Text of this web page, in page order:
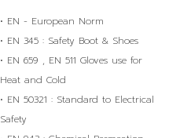
• EN - European Norm
• EN 345 : Safety Boot & Shoes
• EN 659 , EN 511 Gloves use for
Heat and Cold
• EN 50321 : Standard to Electrical
Safety